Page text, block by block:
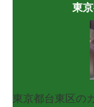
東
東京都台東区の